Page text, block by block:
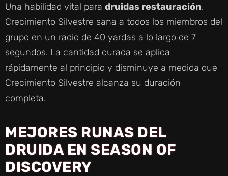
Una habilidad vital para druidas restauración.
Crecimiento Silvestre sana a todos los miembros del
grupo en un radio de 40 yardas a lo largo de 7
segundos. La cantidad curada se aplica
rápidamente al principio y disminuye a medida que
Crecimiento Silvestre alcanza su duración
completa.
MEJORES RUNAS DEL
DRUIDA EN SEASON OF
DISCOVERY